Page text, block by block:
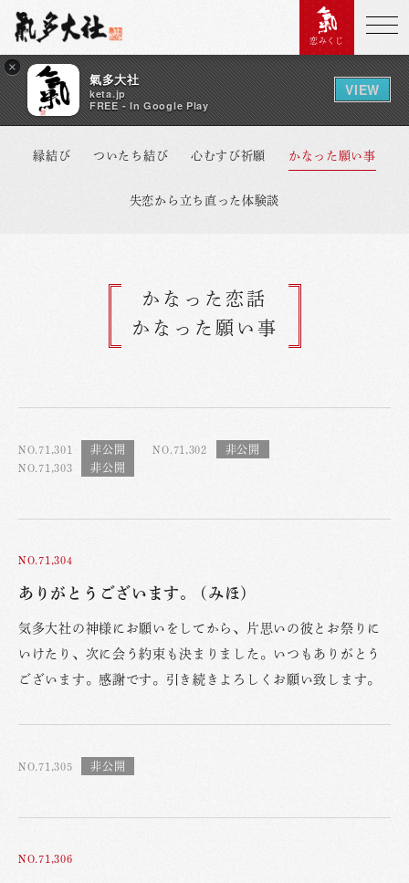
×
氣多大社
keta.jp
FREE - In Google Play
VIEW
恋みくじ
縁結び ついたち結び 心むすび祈願 かなった願い事
失恋から立ち直った体験談
かなった恋話
かなった願い事
NO.71,301
NO.71,302
NO.71,303
NO.71,304
ありがとうございます。 (みほ)
気多大社の神様にお願いをしてから、片思いの彼とお祭りに
いけたり、次に会う約束も決まりました。いつもありがとう
ございます。感謝です。引き続きよろしくお願い致します。
NO.71,305
NO.71,306